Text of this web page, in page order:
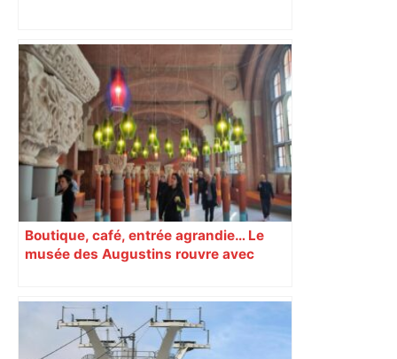
Lyon – Stade Toulousain : comment
Toulouse a frappé fort à Lyon pour
conclure une semaine agitée –
ladepeche.fr
Boutique, café, entrée agrandie… Le
musée des Augustins rouvre avec